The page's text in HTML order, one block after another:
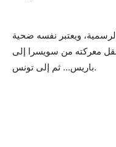
ويعتبر نفسه ضحية
معركته من سويسرا إلى
باريس… ثم إلى تونس.